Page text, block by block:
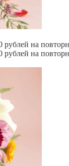
рублей на
на